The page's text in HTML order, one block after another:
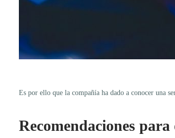
Es por ello que la compañía ha dado a conocer una
Recomendaciones